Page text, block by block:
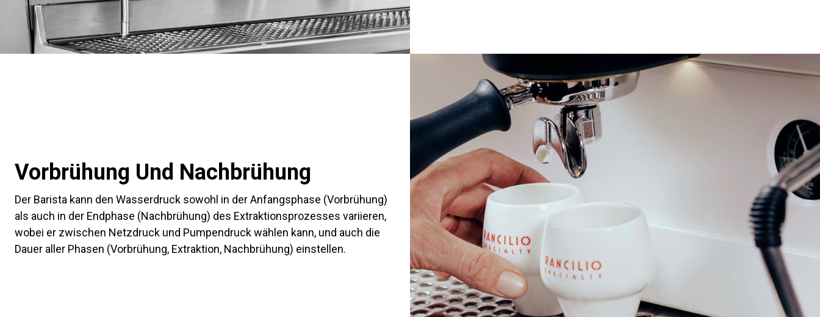
Vorbrühung Und Nachbrühung
Der Barista kann den Wasserdruck sowohl in der Anfangsphase (Vorbrühung)
als auch in der Endphase (Nachbrühung) des Extraktionsprozesses variieren,
wobei er zwischen Netzdruck und Pumpendruck wählen kann, und auch die
Dauer aller Phasen (Vorbrühung, Extraktion, Nachbrühung) einstellen.
Produkte Nachrichten